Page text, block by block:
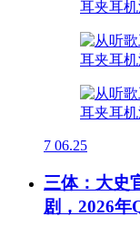
7 06.25
三体：大史
剧，2026年